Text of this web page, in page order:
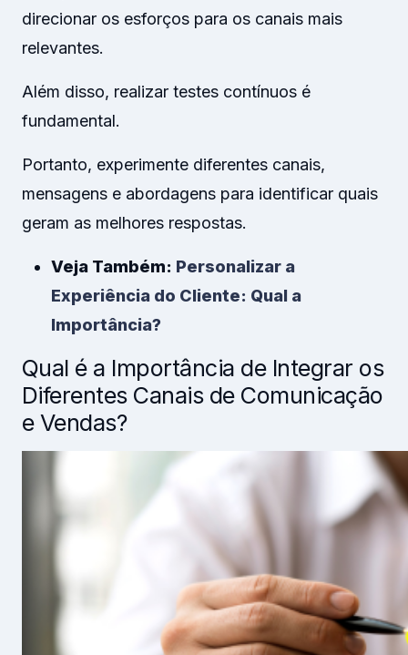
direcionar os esforços para os canais mais
relevantes.
Além disso, realizar testes contínuos é
fundamental.
Portanto, experimente diferentes canais,
mensagens e abordagens para identificar quais
geram as melhores respostas.
Veja Também: Personalizar a
Experiência do Cliente: Qual a
Importância?
Qual é a Importância de Integrar os
Diferentes Canais de Comunicação
e Vendas?